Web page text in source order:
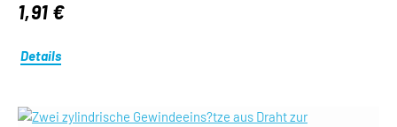
1,91 €
Details